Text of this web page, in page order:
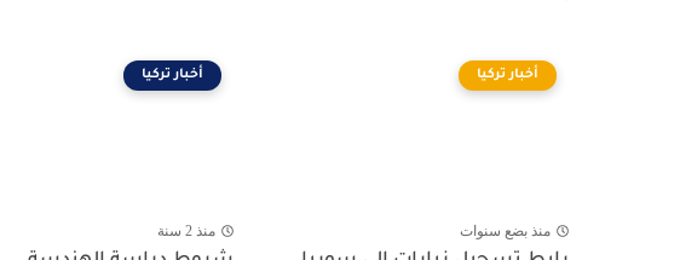
أخبار تركيا
منذ بضع سنوات
أخبار تركيا
منذ 2 سنة